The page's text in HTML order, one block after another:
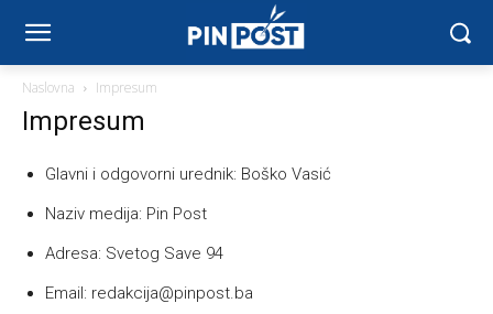
Naslovna Impresum
Impresum
Glavni i odgovorni urednik: Boško Vasić
Naziv medija: Pin Post
Adresa: Svetog Save 94
Email: redakcija@pinpost.ba